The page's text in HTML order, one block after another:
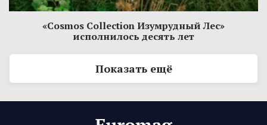
«Cosmos Collection Изумрудный Лес»
исполнилось десять лет
Показать ещё